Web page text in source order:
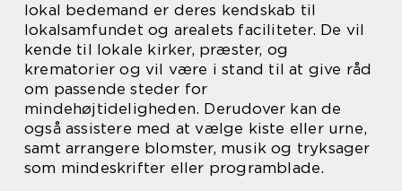
lokal bedemand er deres kendskab til
lokalsamfundet og arealets faciliteter. De vil
kende til lokale kirker, præster, og
krematorier og vil være i stand til at give råd
om passende steder for
mindehøjtideligheden. Derudover kan de
også assistere med at vælge kiste eller urne,
samt arrangere blomster, musik og tryksager
som mindeskrifter eller programblade.